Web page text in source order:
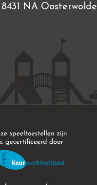
8431 NA Oosterwolde